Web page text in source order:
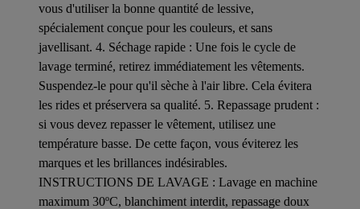
vous d'utiliser la bonne quantité de lessive,
spécialement conçue pour les couleurs, et sans
javellisant. 4. Séchage rapide : Une fois le cycle de
lavage terminé, retirez immédiatement les vêtements.
Suspendez-le pour qu'il sèche à l'air libre. Cela évitera
les rides et préservera sa qualité. 5. Repassage prudent :
si vous devez repasser le vêtement, utilisez une
température basse. De cette façon, vous éviterez les
marques et les brillances indésirables.
INSTRUCTIONS DE LAVAGE : Lavage en machine
maximum 30ºC, blanchiment interdit, repassage doux